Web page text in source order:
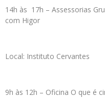
14h às 17h – Assessorias
com Higor
Local: Instituto Cervantes
9h às 12h – Oficina O que é